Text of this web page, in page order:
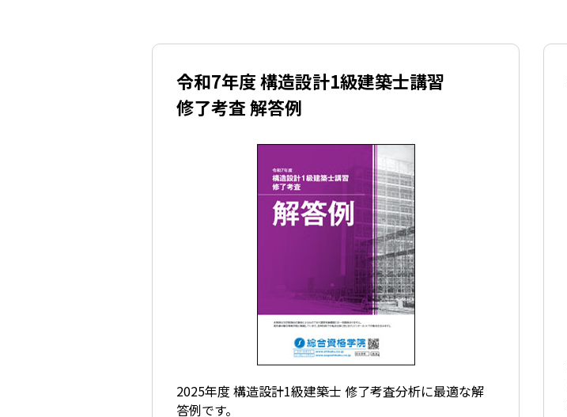
令和7年度 構造設計1級建築士講習
修了考査 解答例
2025年度 構造設計1級建築士 修了考査分析に最適な解
答例です。